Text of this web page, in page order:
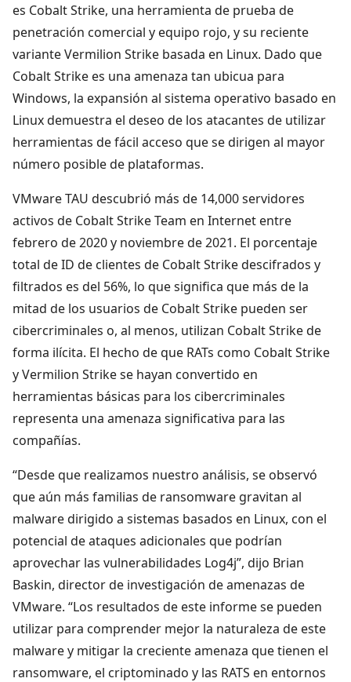
es Cobalt Strike, una herramienta de prueba de
penetración comercial y equipo rojo, y su reciente
variante Vermilion Strike basada en Linux. Dado que
Cobalt Strike es una amenaza tan ubicua para
Windows, la expansión al sistema operativo basado en
Linux demuestra el deseo de los atacantes de utilizar
herramientas de fácil acceso que se dirigen al mayor
número posible de plataformas.
VMware TAU descubrió más de 14,000 servidores
activos de Cobalt Strike Team en Internet entre
febrero de 2020 y noviembre de 2021. El porcentaje
total de ID de clientes de Cobalt Strike descifrados y
filtrados es del 56%, lo que significa que más de la
mitad de los usuarios de Cobalt Strike pueden ser
cibercriminales o, al menos, utilizan Cobalt Strike de
forma ilícita. El hecho de que RATs como Cobalt Strike
y Vermilion Strike se hayan convertido en
herramientas básicas para los cibercriminales
representa una amenaza significativa para las
compañías.
“Desde que realizamos nuestro análisis, se observó
que aún más familias de ransomware gravitan al
malware dirigido a sistemas basados en Linux, con el
potencial de ataques adicionales que podrían
aprovechar las vulnerabilidades Log4j”, dijo Brian
Baskin, director de investigación de amenazas de
VMware. “Los resultados de este informe se pueden
utilizar para comprender mejor la naturaleza de este
malware y mitigar la creciente amenaza que tienen el
ransomware, el criptominado y las RATS en entornos